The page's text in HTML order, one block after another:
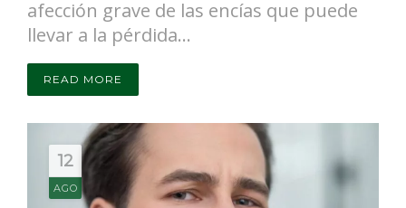
afección grave de las encías que puede
llevar a la pérdida...
READ MORE
12
AGO